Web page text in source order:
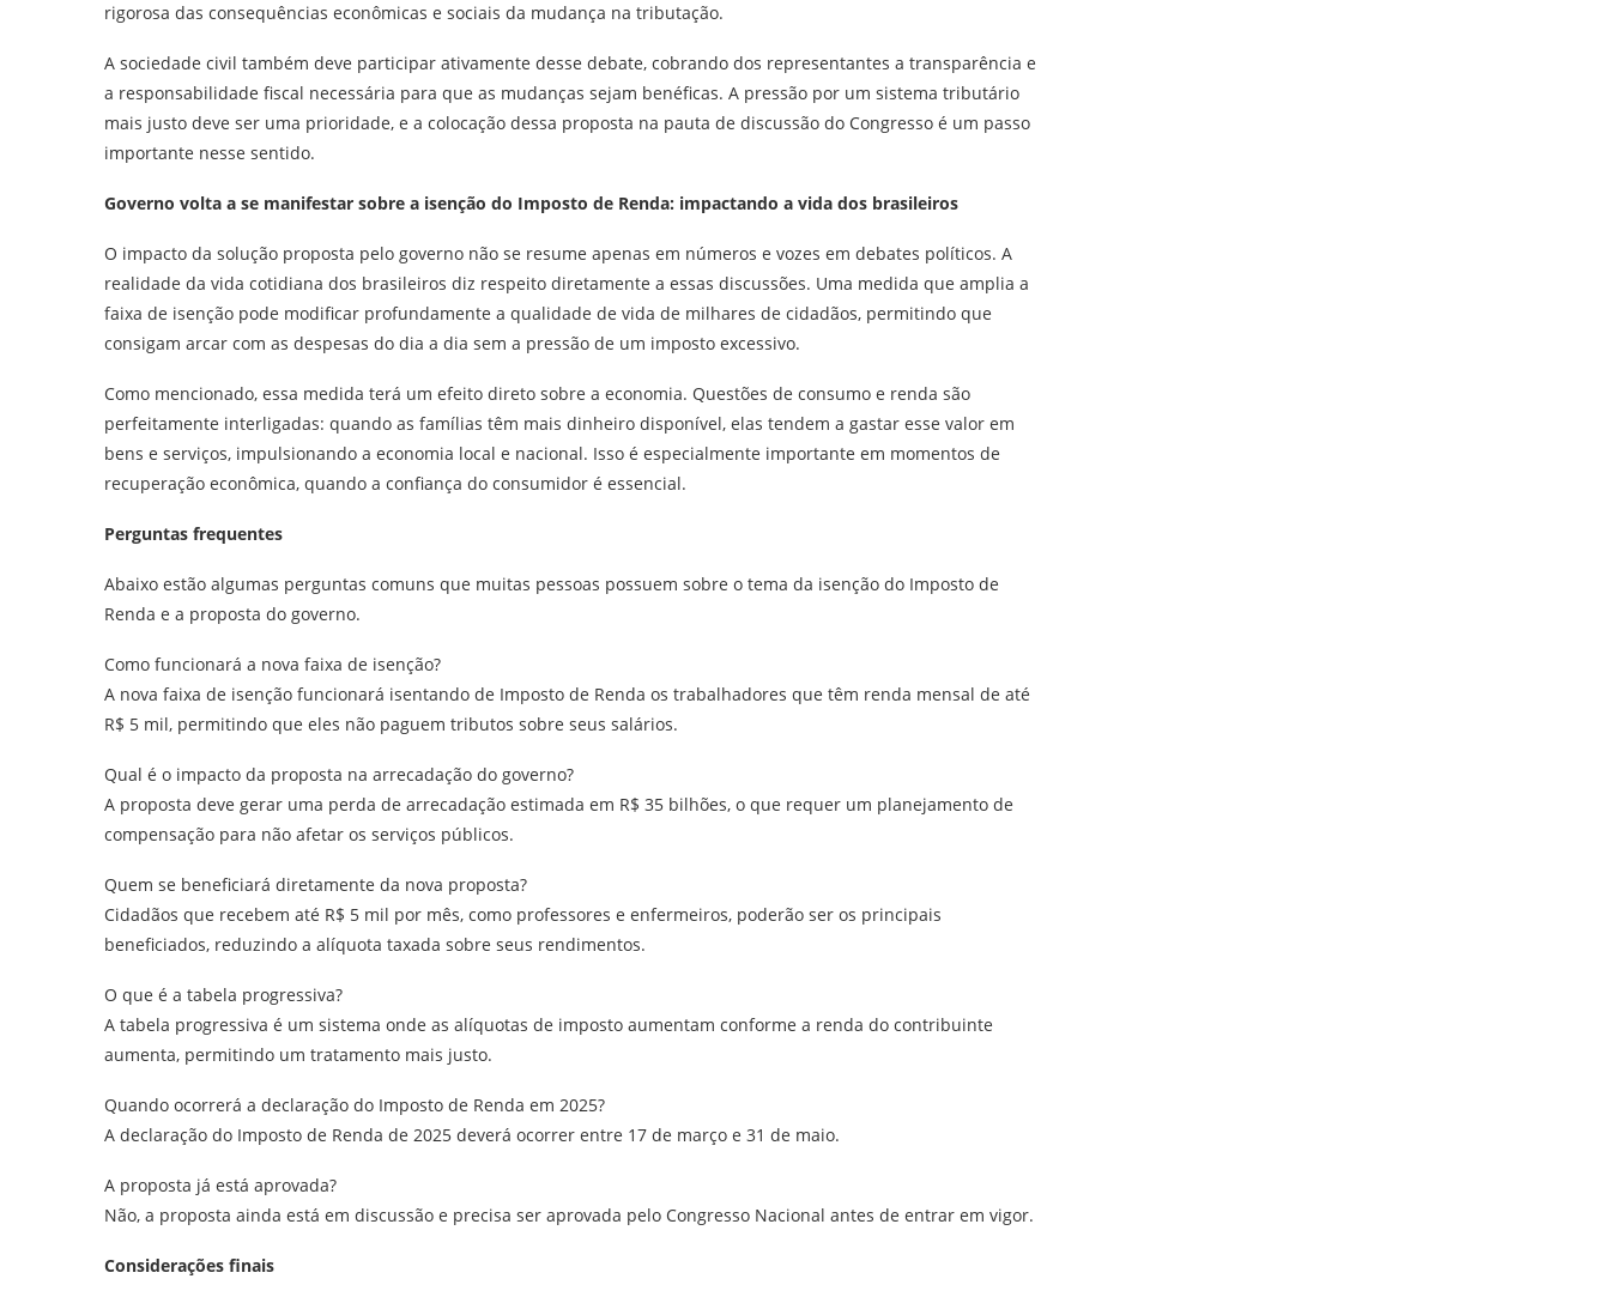
rigorosa das consequências econômicas e sociais da mudança na tributação.
A sociedade civil também deve participar ativamente desse debate, cobrando dos representantes a transparência e
a responsabilidade fiscal necessária para que as mudanças sejam benéficas. A pressão por um sistema tributário
mais justo deve ser uma prioridade, e a colocação dessa proposta na pauta de discussão do Congresso é um passo
importante nesse sentido.
Governo volta a se manifestar sobre a isenção do Imposto de Renda: impactando a vida dos brasileiros
O impacto da solução proposta pelo governo não se resume apenas em números e vozes em debates políticos. A
realidade da vida cotidiana dos brasileiros diz respeito diretamente a essas discussões. Uma medida que amplia a
faixa de isenção pode modificar profundamente a qualidade de vida de milhares de cidadãos, permitindo que
consigam arcar com as despesas do dia a dia sem a pressão de um imposto excessivo.
Como mencionado, essa medida terá um efeito direto sobre a economia. Questões de consumo e renda são
perfeitamente interligadas: quando as famílias têm mais dinheiro disponível, elas tendem a gastar esse valor em
bens e serviços, impulsionando a economia local e nacional. Isso é especialmente importante em momentos de
recuperação econômica, quando a confiança do consumidor é essencial.
Perguntas frequentes
Abaixo estão algumas perguntas comuns que muitas pessoas possuem sobre o tema da isenção do Imposto de
Renda e a proposta do governo.
Como funcionará a nova faixa de isenção?
A nova faixa de isenção funcionará isentando de Imposto de Renda os trabalhadores que têm renda mensal de até
R$ 5 mil, permitindo que eles não paguem tributos sobre seus salários.
Qual é o impacto da proposta na arrecadação do governo?
A proposta deve gerar uma perda de arrecadação estimada em R$ 35 bilhões, o que requer um planejamento de
compensação para não afetar os serviços públicos.
Quem se beneficiará diretamente da nova proposta?
Cidadãos que recebem até R$ 5 mil por mês, como professores e enfermeiros, poderão ser os principais
beneficiados, reduzindo a alíquota taxada sobre seus rendimentos.
O que é a tabela progressiva?
A tabela progressiva é um sistema onde as alíquotas de imposto aumentam conforme a renda do contribuinte
aumenta, permitindo um tratamento mais justo.
Quando ocorrerá a declaração do Imposto de Renda em 2025?
A declaração do Imposto de Renda de 2025 deverá ocorrer entre 17 de março e 31 de maio.
A proposta já está aprovada?
Não, a proposta ainda está em discussão e precisa ser aprovada pelo Congresso Nacional antes de entrar em vigor.
Considerações finais